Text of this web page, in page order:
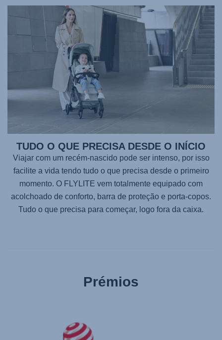
TUDO O QUE PRECISA DESDE O INÍCIO
Viajar com um recém-nascido pode ser intenso, por isso
facilite a vida tendo tudo o que precisa desde o primeiro
momento. O FLYLITE vem totalmente equipado com
acolchoado de conforto, barra de proteção e porta-copos.
Tudo o que precisa para começar, logo fora da caixa.
Prémios